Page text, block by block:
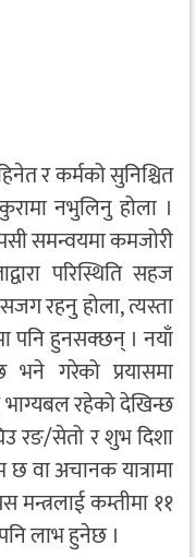
र कर्मको सुनिश्चित
नभुलिनु होला ।
समन्वयमा कमजोरी
परिस्थिति सहज
रहनु होला, त्यस्ता
पनि हुनसक्छन् । नयाँ
भने गरेको प्रयासमा
रहेको देखिन्छ
रङ/सेतो र शुभ दिशा
वा अचानक यात्रामा
कम्तीमा ११
लाभ हुनेछ ।